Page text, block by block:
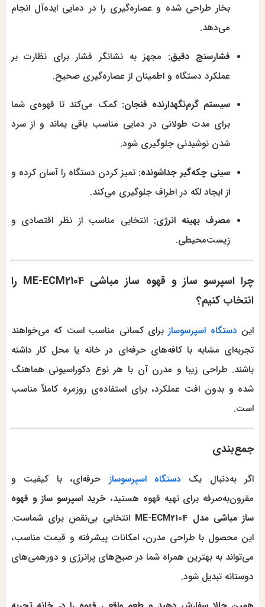
بخار طراحی شده و عصاره‌گیری را در دمایی ایده‌آل انجام
می‌دهد.
فشارسنج دقیق: مجهز به نشانگر فشار برای نظارت بر
عملکرد دستگاه و اطمینان از عصاره‌گیری صحیح.
سیستم گرم‌نگهدارنده فنجان: کمک می‌کند تا قهوه‌ی شما
برای مدت طولانی در دمایی مناسب باقی بماند و از سرد
شدن نوشیدنی جلوگیری شود.
سینی چکه‌گیر جداشونده: تمیز کردن دستگاه را آسان کرده و
از ایجاد لکه در اطراف جلوگیری می‌کند.
مصرف بهینه انرژی: انتخابی مناسب از نظر اقتصادی و
زیست‌محیطی.
چرا اسپرسو ساز و قهوه ساز مباشی ME-ECM2104 را
انتخاب کنیم؟
این دستگاه اسپرسوساز برای کسانی مناسب است که می‌خواهند
تجربه‌ای مشابه با کافه‌های حرفه‌ای در خانه یا محل کار داشته
باشند. طراحی زیبا و مدرن آن با هر نوع دکوراسیونی هماهنگ
شده و بدون افت عملکرد، برای استفاده‌ی روزمره کاملاً مناسب
است.
جمع‌بندی
اگر به‌دنبال یک دستگاه اسپرسوساز حرفه‌ای، با کیفیت و
مقرون‌به‌صرفه برای تهیه قهوه هستید،خرید اسپرسو ساز و قهوه
ساز مباشی مدل ME-ECM2104
انتخابی بی‌نقص برای شماست.
این محصول با طراحی مدرن، امکانات پیشرفته و قیمت مناسب،
می‌تواند به بهترین همراه شما در صبح‌های پرانرژی و دورهمی‌های
دوستانه تبدیل شود.